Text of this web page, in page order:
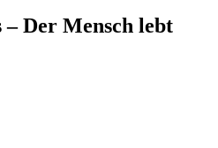
Der Mensch lebt